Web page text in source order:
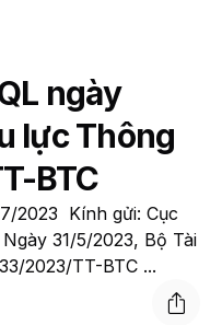
ngày
lực Thông
BTC
2023 Kính gửi: Cục
31/5/2023, Bộ Tài
2023/TT-BTC ...